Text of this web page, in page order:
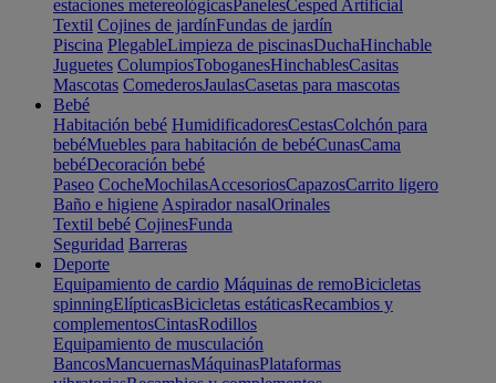
estaciones metereológicasPanelesCesped Artificial
Textil Cojines de jardínFundas de jardín
Piscina PlegableLimpieza de piscinasDuchaHinchable
Juguetes ColumpiosToboganesHinchablesCasitas
Mascotas ComederosJaulasCasetas para mascotas
Bebé
Habitación bebé HumidificadoresCestasColchón para
bebéMuebles para habitación de bebéCunasCama
bebéDecoración bebé
Paseo CocheMochilasAccesoriosCapazosCarrito ligero
Baño e higiene Aspirador nasalOrinales
Textil bebé CojinesFunda
Seguridad Barreras
Deporte
Equipamiento de cardio Máquinas de remoBicicletas
spinningElípticasBicicletas estáticasRecambios y
complementosCintasRodillos
Equipamiento de musculación
BancosMancuernasMáquinasPlataformas